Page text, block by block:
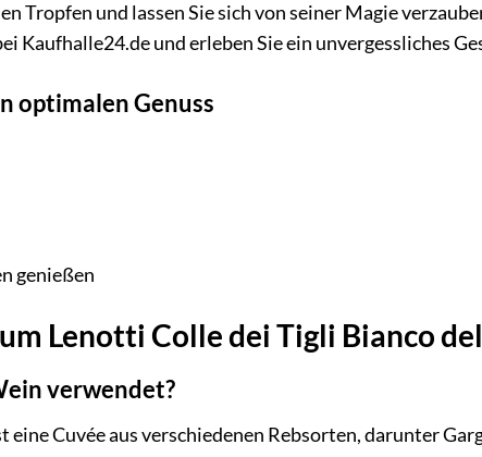
Tropfen und lassen Sie sich von seiner Magie
Kaufhalle24.de und erleben Sie ein unvergessliches
optimalen Genuss
genießen
Lenotti Colle dei Tigli Bianco
verwendet?
Cuvée aus verschiedenen Rebsorten, darunter